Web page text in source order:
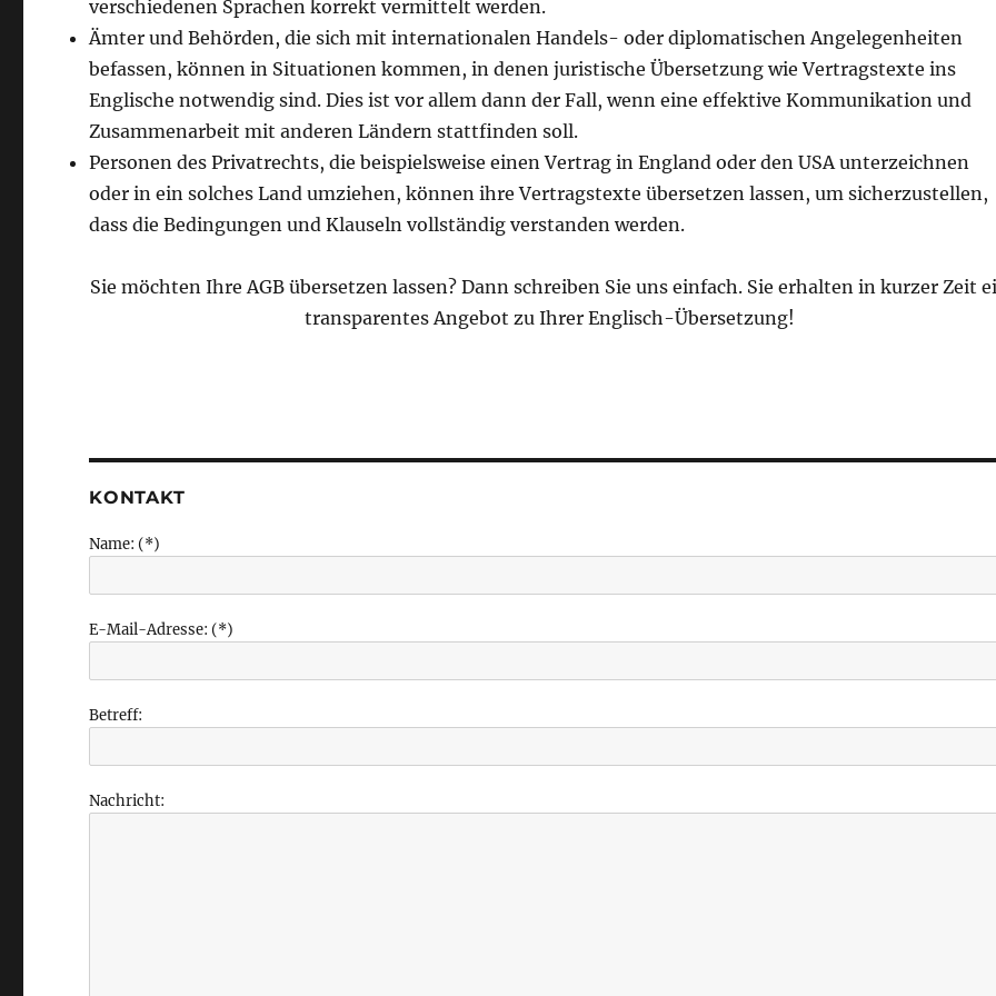
verschiedenen Sprachen korrekt vermittelt werden.
Ämter und Behörden, die sich mit internationalen Handels- oder diplomatischen Angelegenheiten
befassen, können in Situationen kommen, in denen juristische Übersetzung wie Vertragstexte ins
Englische notwendig sind. Dies ist vor allem dann der Fall, wenn eine effektive Kommunikation und
Zusammenarbeit mit anderen Ländern stattfinden soll.
Personen des Privatrechts, die beispielsweise einen Vertrag in England oder den USA unterzeichnen
oder in ein solches Land umziehen, können ihre Vertragstexte übersetzen lassen, um sicherzustellen,
dass die Bedingungen und Klauseln vollständig verstanden werden.
Sie möchten Ihre AGB übersetzen lassen? Dann schreiben Sie uns einfach. Sie erhalten in kurzer Zeit
transparentes Angebot zu Ihrer Englisch-Übersetzung!
KONTAKT
Name: (*)
E-Mail-Adresse: (*)
Betreff:
Nachricht: